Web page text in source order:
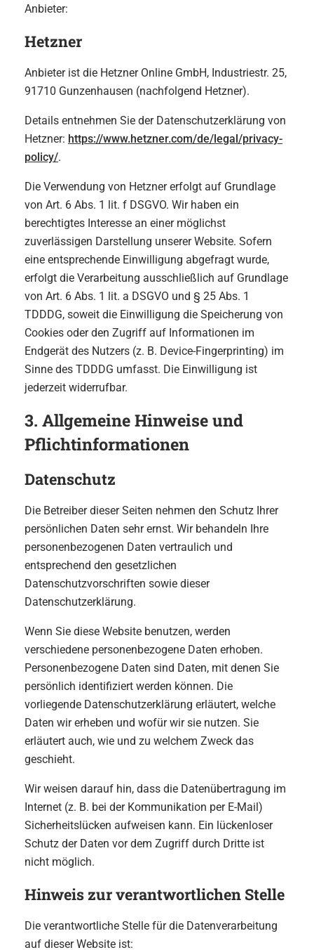
Anbieter:
Hetzner
Anbieter ist die Hetzner Online GmbH, Industriestr. 25,
91710 Gunzenhausen (nachfolgend Hetzner).
Details entnehmen Sie der Datenschutzerklärung von
Hetzner: https://www.hetzner.com/de/legal/privacy-
policy/.
Die Verwendung von Hetzner erfolgt auf Grundlage
von Art. 6 Abs. 1 lit. f DSGVO. Wir haben ein
berechtigtes Interesse an einer möglichst
zuverlässigen Darstellung unserer Website. Sofern
eine entsprechende Einwilligung abgefragt wurde,
erfolgt die Verarbeitung ausschließlich auf Grundlage
von Art. 6 Abs. 1 lit. a DSGVO und § 25 Abs. 1
TDDDG, soweit die Einwilligung die Speicherung von
Cookies oder den Zugriff auf Informationen im
Endgerät des Nutzers (z. B. Device-Fingerprinting) im
Sinne des TDDDG umfasst. Die Einwilligung ist
jederzeit widerrufbar.
3. Allgemeine Hinweise und
Pflicht­informationen
Datenschutz
Die Betreiber dieser Seiten nehmen den Schutz Ihrer
persönlichen Daten sehr ernst. Wir behandeln Ihre
personenbezogenen Daten vertraulich und
entsprechend den gesetzlichen
Datenschutzvorschriften sowie dieser
Datenschutzerklärung.
Wenn Sie diese Website benutzen, werden
verschiedene personenbezogene Daten erhoben.
Personenbezogene Daten sind Daten, mit denen Sie
persönlich identifiziert werden können. Die
vorliegende Datenschutzerklärung erläutert, welche
Daten wir erheben und wofür wir sie nutzen. Sie
erläutert auch, wie und zu welchem Zweck das
geschieht.
Wir weisen darauf hin, dass die Datenübertragung im
Internet (z. B. bei der Kommunikation per E-Mail)
Sicherheitslücken aufweisen kann. Ein lückenloser
Schutz der Daten vor dem Zugriff durch Dritte ist
nicht möglich.
Hinweis zur verantwortlichen Stelle
Die verantwortliche Stelle für die Datenverarbeitung
auf dieser Website ist: